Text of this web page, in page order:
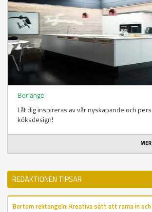
Borlänge
Låt dig inspireras av vår nyskapande och
köksdesign!
REDAKTIONEN TIPSAR
Bortom rektangeln: Kreativa sätt att rama in